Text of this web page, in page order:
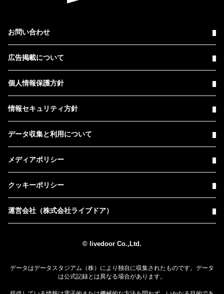
お問い合わせ
広告掲載について
個人情報保護方針
情報セキュリティ方針
データ収集と利用について
メディアポリシー
クッキーポリシー
運営会社（株式会社ライブドア）
© livedoor Co.,Ltd.
データはデータスタジアム（株）により独自に収集されたものです。データ
は公式記録とは異なる場合があります。